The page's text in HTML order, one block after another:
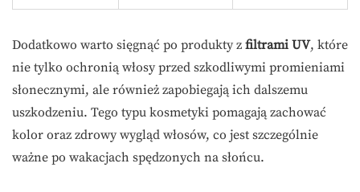
Dodatkowo warto sięgnąć po produkty z filtrami UV, które
nie tylko ochronią włosy przed szkodliwymi promieniami
słonecznymi, ale również zapobiegają ich dalszemu
uszkodzeniu. Tego typu kosmetyki pomagają zachować
kolor oraz zdrowy wygląd włosów, co jest szczególnie
ważne po wakacjach spędzonych na słońcu.